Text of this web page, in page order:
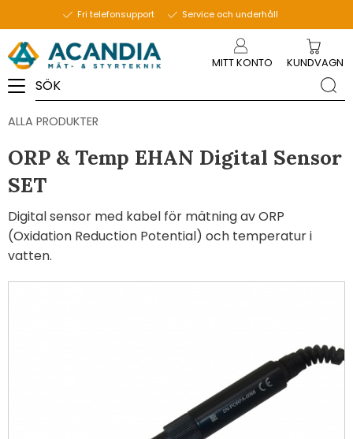
Fri telefonsupport Service och underhåll
MITT KONTO KUNDVAGN
ALLA PRODUKTER
ORP & Temp EHAN Digital Sensor
SET
Digital sensor med kabel för mätning av ORP
(Oxidation Reduction Potential) och temperatur i
vatten.